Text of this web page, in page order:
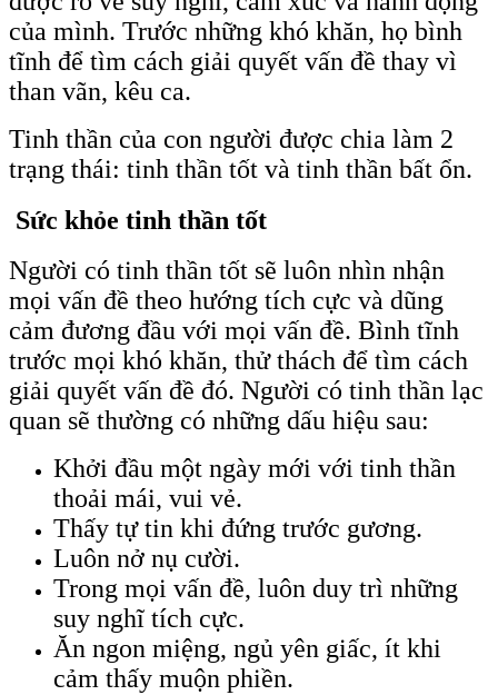
của mình. Trước những khó khăn, họ bình
tĩnh để tìm cách giải quyết vấn đề thay vì
than vãn, kêu ca.
Tinh thần của con người được chia làm 2
trạng thái: tinh thần tốt và tinh thần bất ổn.
Sức khỏe tinh thần tốt
Người có tinh thần tốt sẽ luôn nhìn nhận
mọi vấn đề theo hướng tích cực và dũng
cảm đương đầu với mọi vấn đề. Bình tĩnh
trước mọi khó khăn, thử thách để tìm cách
giải quyết vấn đề đó. Người có tinh thần lạc
quan sẽ thường có những dấu hiệu sau:
Khởi đầu một ngày mới với tinh thần
thoải mái, vui vẻ.
Thấy tự tin khi đứng trước gương.
Luôn nở nụ cười.
Trong mọi vấn đề, luôn duy trì những
suy nghĩ tích cực.
Ăn ngon miệng, ngủ yên giấc, ít khi
cảm thấy muộn phiền.